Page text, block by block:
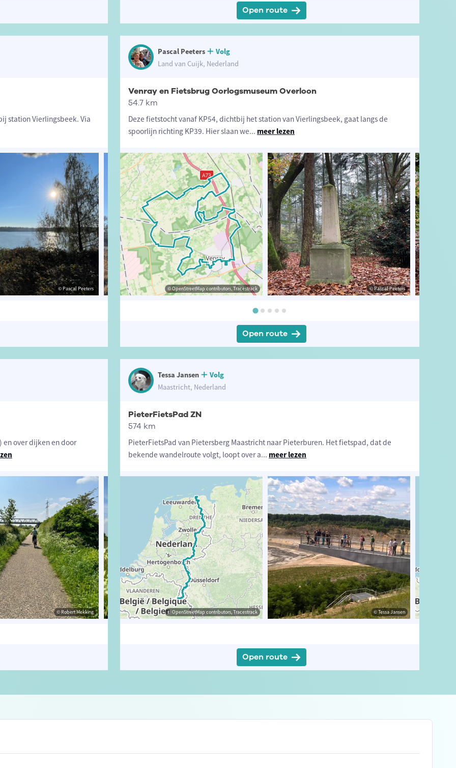
Open route
station Vierlingsbeek. Via
© Pascal Peeters © Pascal Peeters © Pascal Peeters
Pascal Peeters
Volg
Land van Cuijk, Nederland
Venray en Fietsbrug Oorlogsmuseum Overloon
54.7 km
Deze fietstocht vanaf KP54, dichtbij het station van Vierlingsbeek, gaat langs de
spoorlijn richting KP39. Hier slaan we... meer lezen
© Pascal Peeters © OpenStreetMap contributors, Tracestrack © Pascal Peeters
Open route
en over dijken en door
© Robert Mekking © Robert Mekking © OpenStreetMap contributors, Tracestrack
Tessa Jansen
Volg
Maastricht, Nederland
PieterFietsPad ZN
574 km
PieterFietsPad van Pietersberg Maastricht naar Pieterburen. Het fietspad, dat de
bekende wandelroute volgt, loopt over a... meer lezen
© Tessa Jansen © OpenStreetMap contributors, Tracestrack © Tessa Jansen
Open route